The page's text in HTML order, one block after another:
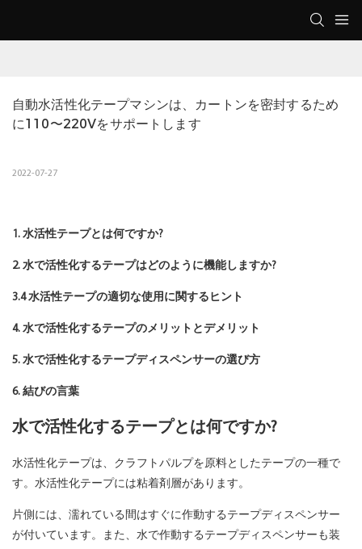
自動水活性化テープマシンは、カートンを密封するため
に110〜220Vをサポートします
2022-07-27
1. 水活性テープとは何ですか?
2. 水で活性化するテープはどのように機能しますか?
3.4 水活性テープの適切な使用に関するヒント
4. 水で活性化するテープのメリットとデメリット
5. 水で活性化するテープディスペンサーの選び方
6. 結びの言葉
水で活性化するテープとは何ですか?
水活性化テープは、クラフトパルプを原料としたテープの一種で
す。水活性化テープには粘着剤層があります。
片側には、濡れている間はすぐに作動するテープディスペンサー
が付いています。また、水で作動するテープディスペンサーも装